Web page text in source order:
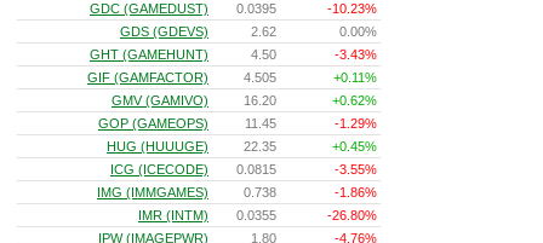
GDC (GAMEDUST)
0.0395
-10.23%
GDS (GDEVS)
2.62
0.00%
GHT (GAMEHUNT)
4.50
-3.43%
GIF (GAMFACTOR)
4.505
+0.11%
GMV (GAMIVO)
16.20
+0.62%
GOP (GAMEOPS)
11.45
-1.29%
HUG (HUUUGE)
22.35
+0.45%
ICG (ICECODE)
0.0815
-3.55%
IMG (IMMGAMES)
0.738
-1.86%
IMR (INTM)
0.0355
-26.80%
IPW (IMAGEPWR)
1.80
-4.76%